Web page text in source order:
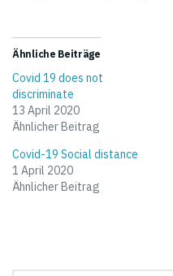
Ähnliche Beiträge
Covid 19 does not
discriminate
13 April 2020
Ähnlicher Beitrag
Covid-19 Social distance
1 April 2020
Ähnlicher Beitrag